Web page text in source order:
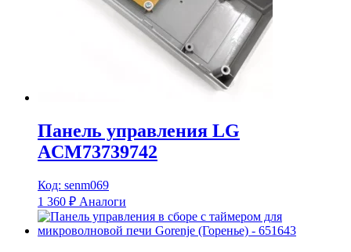
Панель управления LG
ACM73739742
Код: senm069
1 360 ₽ Аналоги